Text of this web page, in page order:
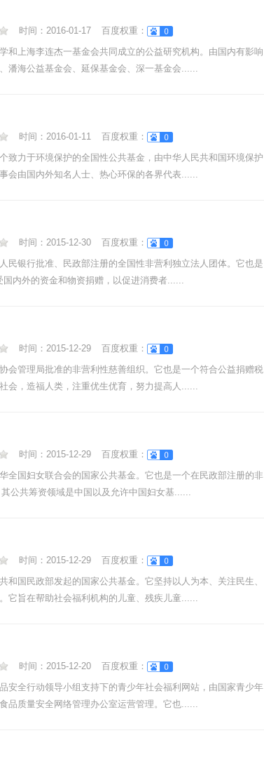
时间： 2016-01-17
百度权重：
和上海李连杰一基金会共同成立的公益研究机构。由国内有影响
潘海公益基金会、延保基金会、深一基金会......
时间： 2016-01-11
百度权重：
致力于环境保护的全国性公共基金，由中华人民共和国环境保护
会由国内外知名人士、热心环保的各界代表......
时间： 2015-12-30
百度权重：
民银行批准、民政部注册的全国性非营利独立法人团体。它也是
内外的资金和物资捐赠，以促进消费者......
时间： 2015-12-29
百度权重：
会管理局批准的非营利性慈善组织。它也是一个符合公益捐赠税
会，造福人类，注重优生优育，努力提高人......
时间： 2015-12-29
百度权重：
全国妇女联合会的国家公共基金。它也是一个在民政部注册的非
公共筹资领域是中国以及允许中国妇女基......
时间： 2015-12-29
百度权重：
和国民政部发起的国家公共基金。它坚持以人为本、关注民生、
它旨在帮助社会福利机构的儿童、残疾儿童......
时间： 2015-12-20
百度权重：
安全行动领导小组支持下的青少年社会福利网站，由国家青少年
品质量安全网络管理办公室运营管理。它也......